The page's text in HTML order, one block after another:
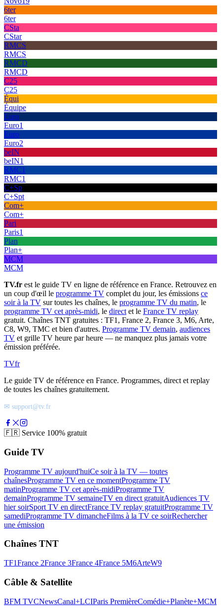
6ter
6ter
CSta
CStar
RMCS
RMCS
RMCD
RMCD
C25
C25
Équi
Équipe
Euro
Euro1
Euro
Euro2
beIN
beIN1
RMC1
RMC1
C+Sp
C+Spt
Com+
Com+
Pari
Paris1
Plan
Plan+
MCM
MCM
TV.fr est le guide TV en ligne de référence en France. Retrouvez en
un coup d'œil le programme TV complet du jour, les émissions ce
soir à la TV sur toutes les chaînes, le programme TV du matin, le
programme TV cet après-midi, le direct et le France TV replay
gratuit. Chaînes TNT gratuites : TF1, France 2, France 3, M6, Arte,
C8, W9, TMC et bien d'autres. Programme TV demain, audiences
TV et grille TV heure par heure — ne manquez plus jamais votre
émission préférée.
TVfr
Le guide TV de référence en France. Programmes, direct et replay
de toutes les chaînes gratuitement.
✉ support@tv.fr
🇫🇷 Service 100% gratuit
Guide TV
Programme TV aujourd'huiCe soir à la TV — toutes
chaînesProgramme TV en ce momentProgramme TV
matinProgramme TV cet après-midiProgramme TV
demainProgramme TV semaineTV en direct gratuitAudiences TV
hier soirSport TV en directFrance TV replay gratuitProgramme TV
samediProgramme TV dimancheFilms à la TV ce soirRechercher
une émission
Chaînes TNT
TF1France 2France 3France 4France 5M6ArteW9
Câble & Satellite
BFM TVCNewsCanal+LCIParis PremièreComédie+Planète+MCM